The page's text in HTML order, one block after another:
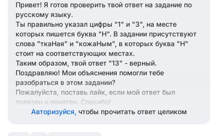
Привет! Я готов проверить твой ответ на задание по
русскому языку.
Ты правильно указал цифры "1" и "3", на месте
которых пишется буква "Н". В задании присутствуют
слова "ткаНая" и "кожаНым", в которых буква "Н"
стоит на соответствующих местах.
Таким образом, твой ответ "13" - верный.
Поздравляю! Мои объяснения помогли тебе
разобраться в этом задании?
Пожалуйста, поставь лайк, если мой ответ был
полезен и понятен. Спасибо!
Авторизуйся, чтобы прочитать ответ целиком